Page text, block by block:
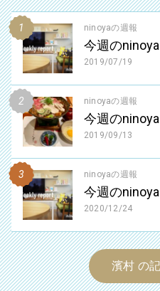
ninoyaの週報
今週の
2019/07/19
ninoyaの週報
今週のninoya
2019/09/13
ninoyaの週報
今週の
2020/12/24
濱村 の